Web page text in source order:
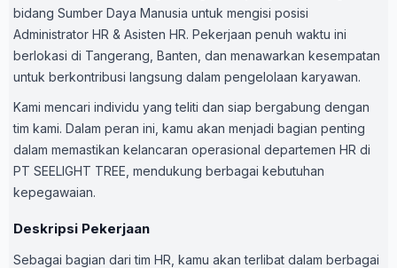
bidang Sumber Daya Manusia untuk mengisi posisi
Administrator HR & Asisten HR. Pekerjaan penuh waktu ini
berlokasi di Tangerang, Banten, dan menawarkan kesempatan
untuk berkontribusi langsung dalam pengelolaan karyawan.
Kami mencari individu yang teliti dan siap bergabung dengan
tim kami. Dalam peran ini, kamu akan menjadi bagian penting
dalam memastikan kelancaran operasional departemen HR di
PT SEELIGHT TREE, mendukung berbagai kebutuhan
kepegawaian.
Deskripsi Pekerjaan
Sebagai bagian dari tim HR, kamu akan terlibat dalam berbagai